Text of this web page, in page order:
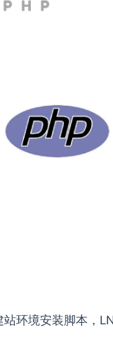
站环境安装脚本，